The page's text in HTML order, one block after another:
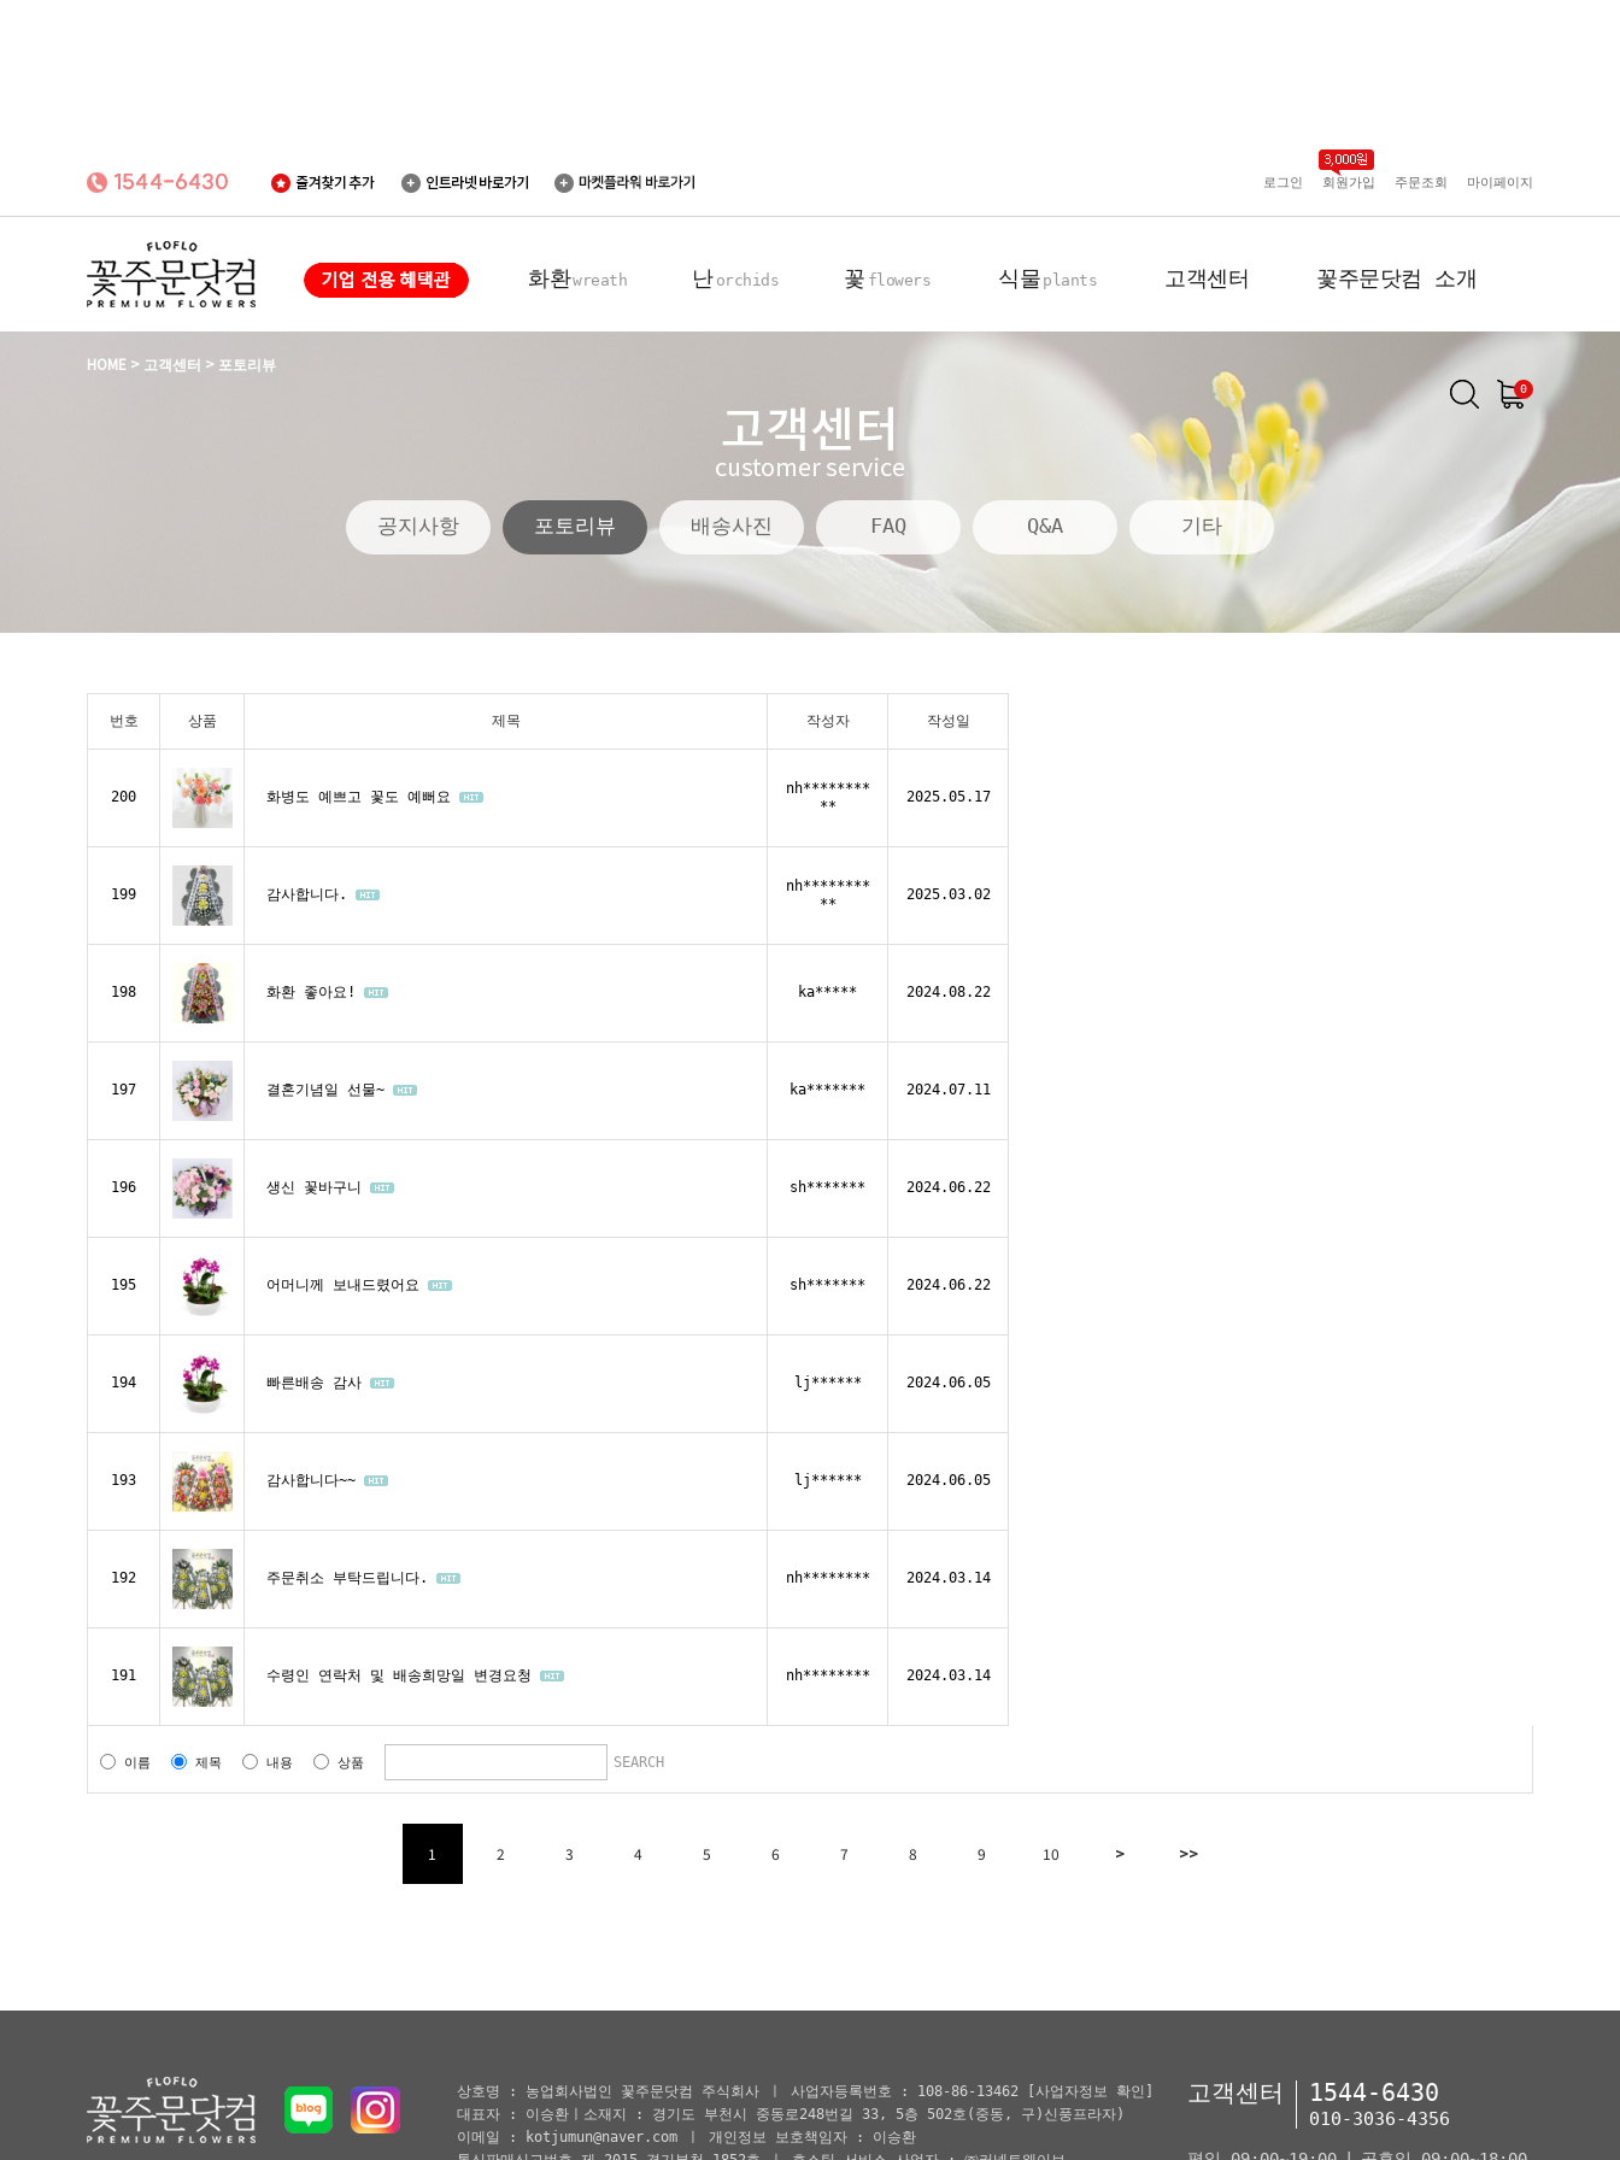
로그인 회원가입 주문조회 마이페이지
화환wreath 난 orchids 꽃 flowers 식물 plants 고객센터 꽃주문닷컴 소개
0
기업회원전용
동양란
서양란
꽃다발
꽃바구니
장미100송이
공지사항
포토리뷰
배송사진
인사말
회사 연혁
플로플로소개
HOME > 고객센터 > 포토리뷰
공지사항 포토리뷰 배송사진 FAQ Q&A 기타
번호 상품 제목 작성자 작성일
200 화병도 예쁘고 꽃도 예뻐요
nh********
**
2025.05.17
199 감사합니다.
nh********
**
2025.03.02
198 화환 좋아요! ka***** 2024.08.22
197 결혼기념일 선물~ ka******* 2024.07.11
196 생신 꽃바구니 sh******* 2024.06.22
195 어머니께 보내드렸어요 sh******* 2024.06.22
194 빠른배송 감사 lj****** 2024.06.05
193 감사합니다~~ lj****** 2024.06.05
192 주문취소 부탁드립니다. nh******** 2024.03.14
191 수령인 연락처 및 배송희망일 변경요청 nh******** 2024.03.14
이름 제목 내용 상품 SEARCH
1 2 3 4 5 6 7 8 9 10 > >>
상호명 : 농업회사법인 꽃주문닷컴 주식회사 ㅣ 사업자등록번호 : 108-86-13462
[사업자정보 확인]
대표자 : 이승환ㅣ소재지 : 경기도 부천시 중동로248번길 33, 5층 502호(중동, 구)신풍프라자)
이메일 : kotjumun@naver.com ㅣ 개인정보 보호책임자 : 이승환
고객센터 1544-6430
010-3036-4356